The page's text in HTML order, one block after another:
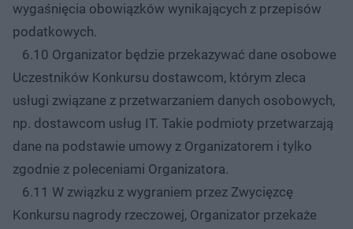
wygaśnięcia obowiązków wynikających z przepisów
podatkowych.
6.10 Organizator będzie przekazywać dane osobowe
Uczestników Konkursu dostawcom, którym zleca
usługi związane z przetwarzaniem danych osobowych,
np. dostawcom usług IT. Takie podmioty przetwarzają
dane na podstawie umowy z Organizatorem i tylko
zgodnie z poleceniami Organizatora.
6.11 W związku z wygraniem przez Zwycięzcę
Konkursu nagrody rzeczowej, Organizator przekaże